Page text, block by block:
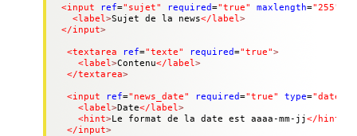
<input
ref="sujet" required="true" maxlength="255"
<label >Sujet de la news</label >
</input>
<textarea
ref="texte" required="true">
<label >Contenu</label >
</textarea>
<input
ref="news_date" required="true" type="date"
<label >Date</label >
<hint>Le format de la date est aaaa-mm-jj</hint
</input>